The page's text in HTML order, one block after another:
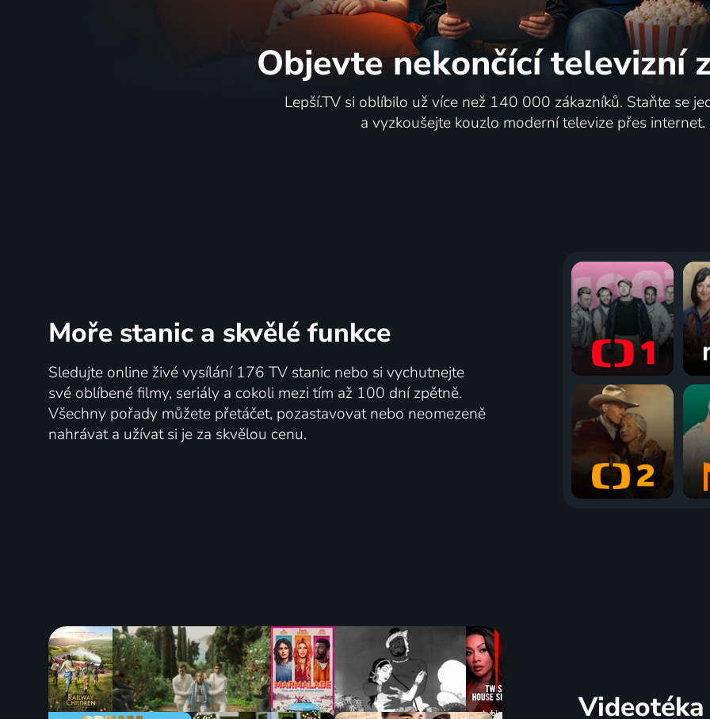
Objevte nekončící televizní
Lepší.TV si oblíbilo už více než 140 000 zákazníků. Staňte se
a vyzkoušejte kouzlo moderní televize přes internet.
Moře stanic a skvělé funkce
Sledujte online živé vysílání 176 TV stanic nebo si vychutnejte
své oblíbené filmy, seriály a cokoli mezi tím až 100 dní zpětně.
Všechny pořady můžete přetáčet, pozastavovat nebo neomezeně
nahrávat a užívat si je za skvělou cenu.
Videotéka